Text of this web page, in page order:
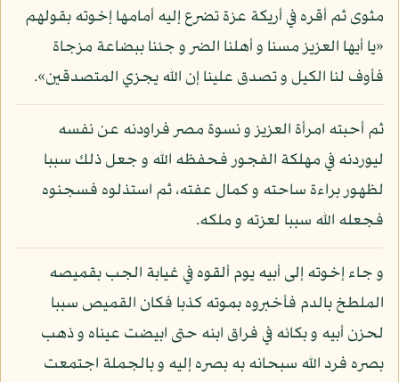
مثوى ثم أقره في أريكة عزة تضرع إليه أمامها إخوته بقولهم
«يا أيها العزيز مسنا و أهلنا الضر و جئنا ببضاعة مزجاة
فأوف لنا الكيل و تصدق علينا إن الله يجزي المتصدقين».
ثم أحبته امرأة العزيز و نسوة مصر فراودنه عن نفسه
ليوردنه في مهلكة الفجور فحفظه الله و جعل ذلك سببا
لظهور براءة ساحته و كمال عفته، ثم استذلوه فسجنوه
فجعله الله سببا لعزته و ملكه.
و جاء إخوته إلى أبيه يوم ألقوه في غيابة الجب بقميصه
الملطخ بالدم فأخبروه بموته كذبا فكان القميص سببا
لحزن أبيه و بكائه في فراق ابنه حتى ابيضت عيناه و ذهب
بصره فرد الله سبحانه به بصره إليه و بالجملة اجتمعت